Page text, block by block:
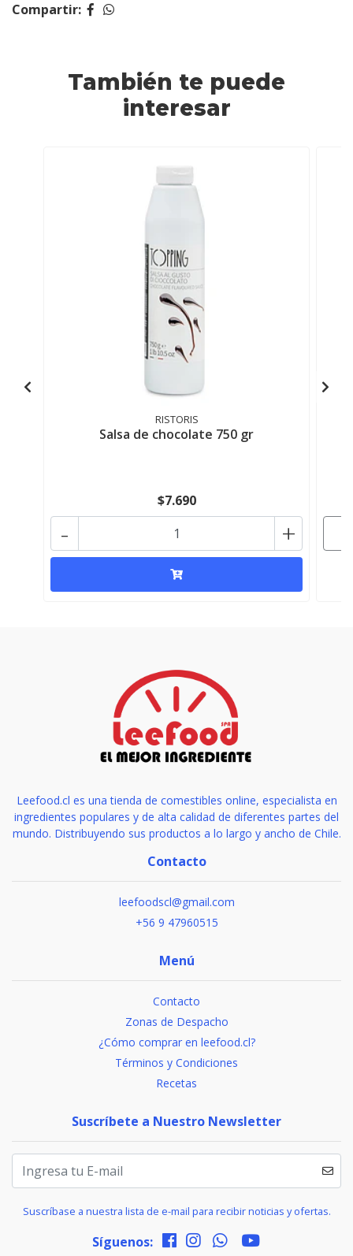
Compartir:
También te puede
interesar
RISTORIS
Salsa de chocolate 750 gr
$7.690
+
-
Leefood.cl es una tienda de comestibles online, especialista en
ingredientes populares y de alta calidad de diferentes partes del
mundo. Distribuyendo sus productos a lo largo y ancho de Chile.
Contacto
leefoodscl@gmail.com
+56 9 47960515
Menú
Contacto
Zonas de Despacho
¿Cómo comprar en leefood.cl?
Términos y Condiciones
Recetas
Suscríbete a Nuestro Newsletter
Suscríbase a nuestra lista de e-mail para recibir noticias y ofertas.
Síguenos: